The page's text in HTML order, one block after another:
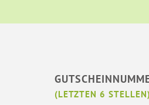
(LETZTEN 6 STELLEN)